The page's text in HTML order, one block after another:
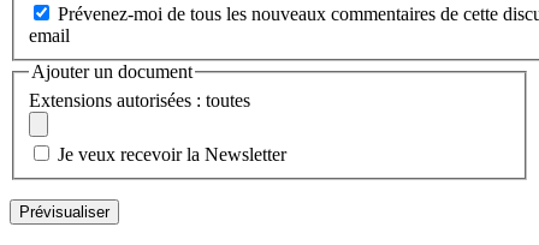
Prévenez-moi de tous les nouveaux commentaires de cette
email
Ajouter un document
Extensions autorisées : toutes
Je veux recevoir la Newsletter